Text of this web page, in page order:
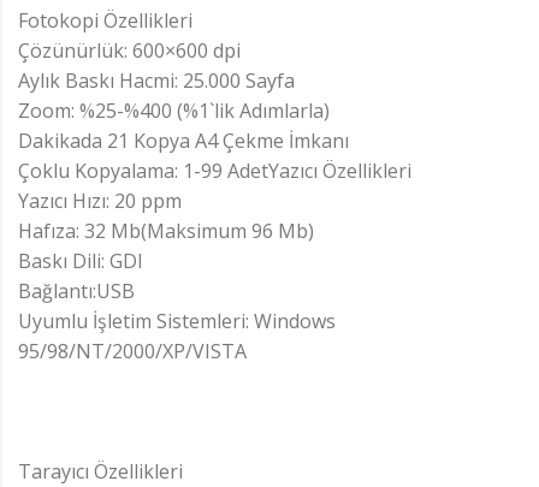
Fotokopi Özellikleri
Çözünürlük: 600×600 dpi
Aylık Baskı Hacmi: 25.000 Sayfa
Zoom: %25-%400 (%1`lik Adımlarla)
Dakikada 21 Kopya A4 Çekme İmkanı
Çoklu Kopyalama: 1-99 AdetYazıcı Özellikleri
Yazıcı Hızı: 20 ppm
Hafıza: 32 Mb(Maksimum 96 Mb)
Baskı Dili: GDI
Bağlantı:USB
Uyumlu İşletim Sistemleri: Windows
95/98/NT/2000/XP/VISTA
Tarayıcı Özellikleri